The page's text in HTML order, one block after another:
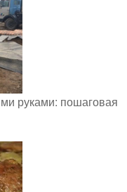
руками: пошаговая